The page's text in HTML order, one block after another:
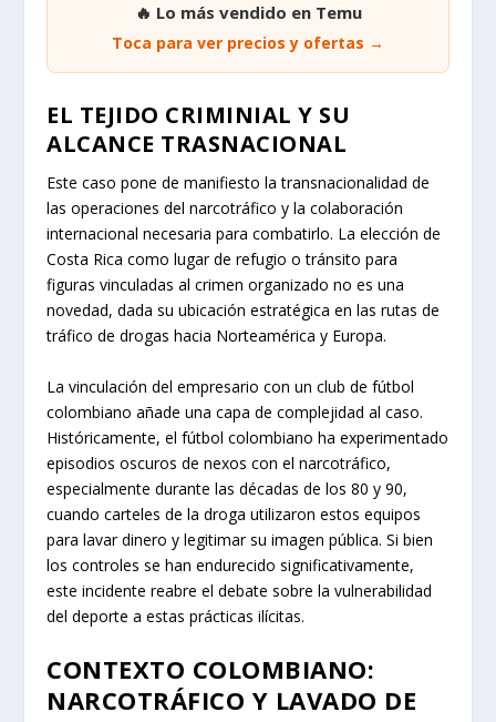
🔥 Lo más vendido en Temu
Toca para ver precios y ofertas →
EL TEJIDO CRIMINIAL Y SU
ALCANCE TRASNACIONAL
Este caso pone de manifiesto la transnacionalidad de
las operaciones del narcotráfico y la colaboración
internacional necesaria para combatirlo. La elección de
Costa Rica como lugar de refugio o tránsito para
figuras vinculadas al crimen organizado no es una
novedad, dada su ubicación estratégica en las rutas de
tráfico de drogas hacia Norteamérica y Europa.
La vinculación del empresario con un club de fútbol
colombiano añade una capa de complejidad al caso.
Históricamente, el fútbol colombiano ha experimentado
episodios oscuros de nexos con el narcotráfico,
especialmente durante las décadas de los 80 y 90,
cuando carteles de la droga utilizaron estos equipos
para lavar dinero y legitimar su imagen pública. Si bien
los controles se han endurecido significativamente,
este incidente reabre el debate sobre la vulnerabilidad
del deporte a estas prácticas ilícitas.
CONTEXTO COLOMBIANO:
NARCOTRÁFICO Y LAVADO DE